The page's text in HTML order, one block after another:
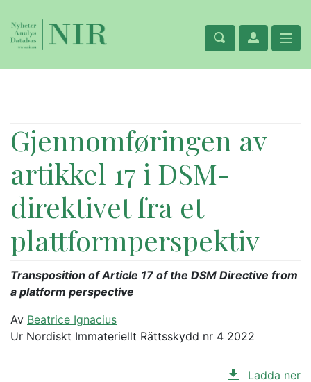
Gjennomføringen av
artikkel 17 i DSM-
direktivet fra et
plattformperspektiv
Transposition of Article 17 of the DSM Directive from
a platform perspective
Av Beatrice Ignacius
Ur Nordiskt Immateriellt Rättsskydd nr 4 2022
Ladda ner